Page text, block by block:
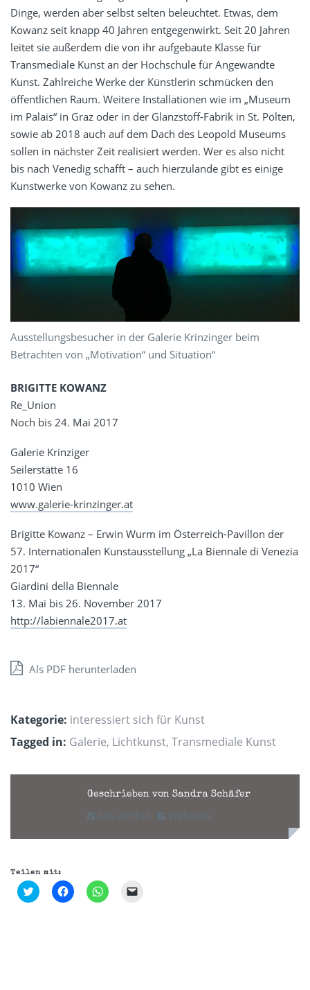
Dinge, werden aber selbst selten beleuchtet. Etwas, dem
Kowanz seit knapp 40 Jahren entgegenwirkt. Seit 20 Jahren
leitet sie außerdem die von ihr aufgebaute Klasse für
Transmediale Kunst an der Hochschule für Angewandte
Kunst. Zahlreiche Werke der Künstlerin schmücken den
öffentlichen Raum. Weitere Installationen wie im „Museum
im Palais“ in Graz oder in der Glanzstoff-Fabrik in St. Pölten,
sowie ab 2018 auch auf dem Dach des Leopold Museums
sollen in nächster Zeit realisiert werden. Wer es also nicht
bis nach Venedig schafft – auch hierzulande gibt es einige
Kunstwerke von Kowanz zu sehen.
Ausstellungsbesucher in der Galerie Krinzinger beim
Betrachten von „Motivation“ und Situation“
BRIGITTE KOWANZ
Re_Union
Noch bis 24. Mai 2017
Galerie Krinziger
Seilerstätte 16
1010 Wien
www.galerie-krinzinger.at
Brigitte Kowanz – Erwin Wurm im Österreich-Pavillon der
57. Internationalen Kunstausstellung „La Biennale di Venezia
2017“
Giardini della Biennale
13. Mai bis 26. November 2017
http://labiennale2017.at
Als PDF herunterladen
Kategorie: interessiert sich für Kunst
Tagged in: Galerie, Lichtkunst, Transmediale Kunst
Geschrieben von Sandra Schäfer
Alle Artikel Webseite
Teilen mit:
Klick,
um
Klick,
um
Klicken,
um